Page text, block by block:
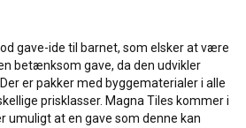
gave-ide til barnet, som elsker at være
betænksom gave, da den udvikler
er pakker med byggematerialer i alle
prisklasser. Magna Tiles kommer i
umuligt at en gave som denne kan